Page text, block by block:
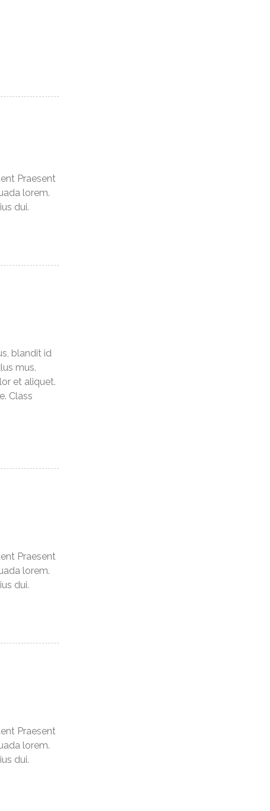
Praesent
lorem.
dui.
blandit id
mus.
et aliquet.
Class
Praesent
lorem.
dui.
Praesent
lorem.
dui.